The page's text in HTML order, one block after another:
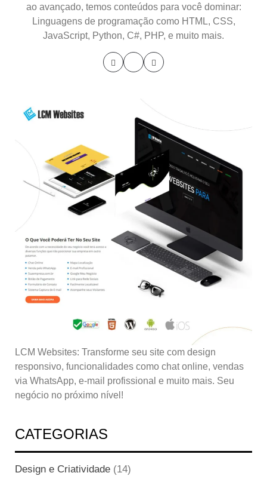
ao avançado, temos conteúdos para você dominar:
Linguagens de programação como HTML, CSS,
JavaScript, Python, C#, PHP, e muito mais.
LCM Websites: Transforme seu site com design
responsivo, funcionalidades como chat online, vendas
via WhatsApp, e-mail profissional e muito mais. Seu
negócio no próximo nível!
CATEGORIAS
Design e Criatividade (14)